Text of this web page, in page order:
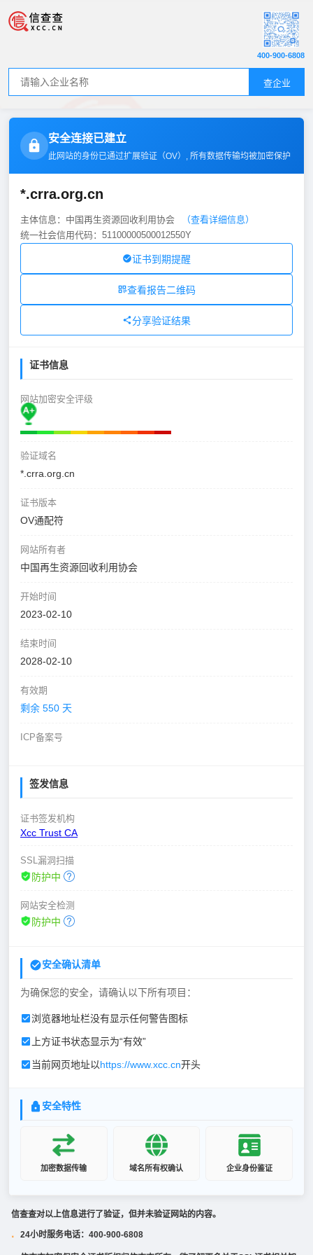
查企业
400-900-6808
安全连接已建立
此网站的身份已通过扩展验证（OV）, 所有数据传输均被加密保护
*.crra.org.cn
主体信息：中国再生资源回收利用协会
（查看详细信息）
统一社会信用代码：51100000500012550Y
证书到期提醒
查看报告二维码
分享验证结果
证书信息
网站加密安全评级
验证域名
*.crra.org.cn
证书版本
OV通配符
网站所有者
中国再生资源回收利用协会
开始时间
2023-02-10
结束时间
2028-02-10
有效期
剩余 550 天
ICP备案号
签发信息
证书签发机构
Xcc Trust CA
SSL漏洞扫描
防护中
网站安全检测
防护中
安全确认清单
为确保您的安全，请确认以下所有项目：
浏览器地址栏没有显示任何警告图标
上方证书状态显示为“有效”
当前网页地址以https://www.xcc.cn开头
安全特性
加密数据传输 域名所有权确认 企业身份鉴证
信查查对以上信息进行了验证，但并未验证网站的内容。
· 24小时服务电话：400-900-6808